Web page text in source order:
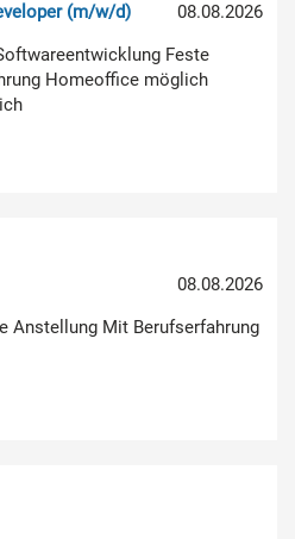
08.08.2026
(m/w/d)
Feste
Homeoffice möglich
08.08.2026
Anstellung Mit Berufserfahrung